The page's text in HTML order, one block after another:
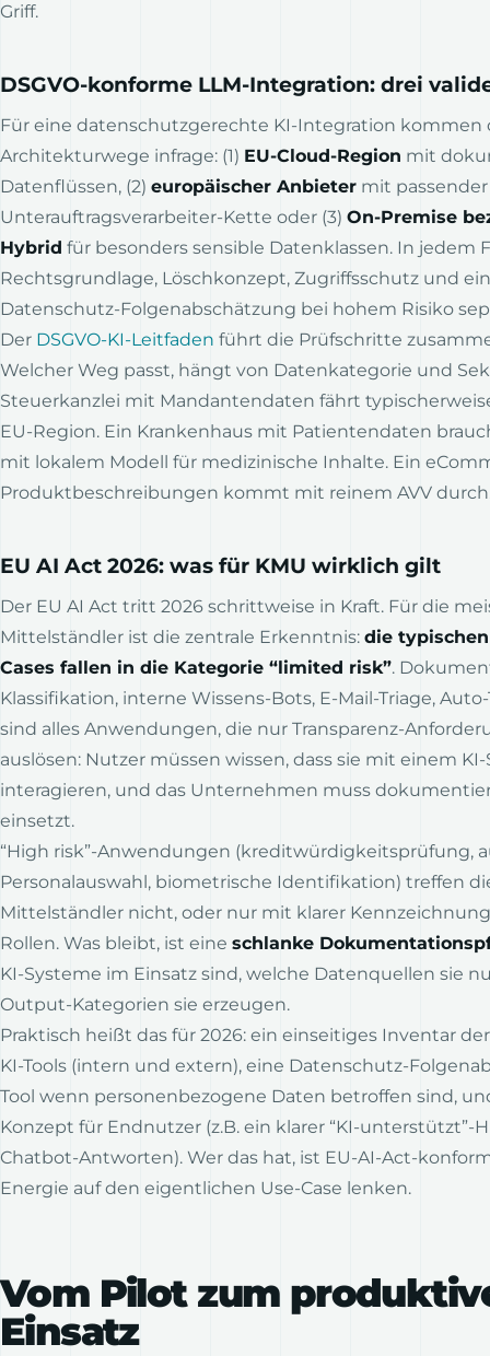
Griff.
DSGVO-konforme LLM-Integration: drei
Für eine datenschutzgerechte KI-Integration kommen
Architekturwege infrage: (1) EU-Cloud-Region mit
Datenflüssen, (2) europäischer Anbieter mit
Unterauftragsverarbeiter-Kette oder (3) On-Premise
Hybrid für besonders sensible Datenklassen. In jedem
Rechtsgrundlage, Löschkonzept, Zugriffsschutz und
Datenschutz-Folgenabschätzung bei hohem Risiko
Der DSGVO-KI-Leitfaden führt die Prüfschritte
Welcher Weg passt, hängt von Datenkategorie und
Steuerkanzlei mit Mandantendaten fährt
EU-Region. Ein Krankenhaus mit Patientendaten
mit lokalem Modell für medizinische Inhalte. Ein
Produktbeschreibungen kommt mit reinem AVV
EU AI Act 2026: was für KMU wirklich gilt
Der EU AI Act tritt 2026 schrittweise in Kraft. Für die
Mittelständler ist die zentrale Erkenntnis: die
Cases fallen in die Kategorie “limited risk”.
Klassifikation, interne Wissens-Bots, E-Mail-Triage,
sind alles Anwendungen, die nur Transparenz-
auslösen: Nutzer müssen wissen, dass sie mit einem
interagieren, und das Unternehmen muss
einsetzt.
“High risk”-Anwendungen (kreditwürdigkeitsprüfung,
Personalauswahl, biometrische Identifikation) treffen
Mittelständler nicht, oder nur mit klarer
Rollen. Was bleibt, ist eine schlanke
KI-Systeme im Einsatz sind, welche Datenquellen sie
Output-Kategorien sie erzeugen.
Praktisch heißt das für 2026: ein einseitiges Inventar
KI-Tools (intern und extern), eine Datenschutz-
Tool wenn personenbezogene Daten betroffen sind,
Konzept für Endnutzer (z.B. ein klarer “KI-unterstützt”-
Chatbot-Antworten). Wer das hat, ist EU-AI-Act-
Energie auf den eigentlichen Use-Case lenken.
Vom Pilot zum
Einsatz